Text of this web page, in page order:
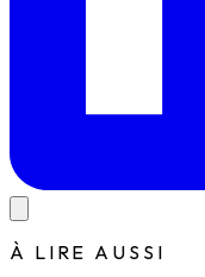
À LIRE AUSSI